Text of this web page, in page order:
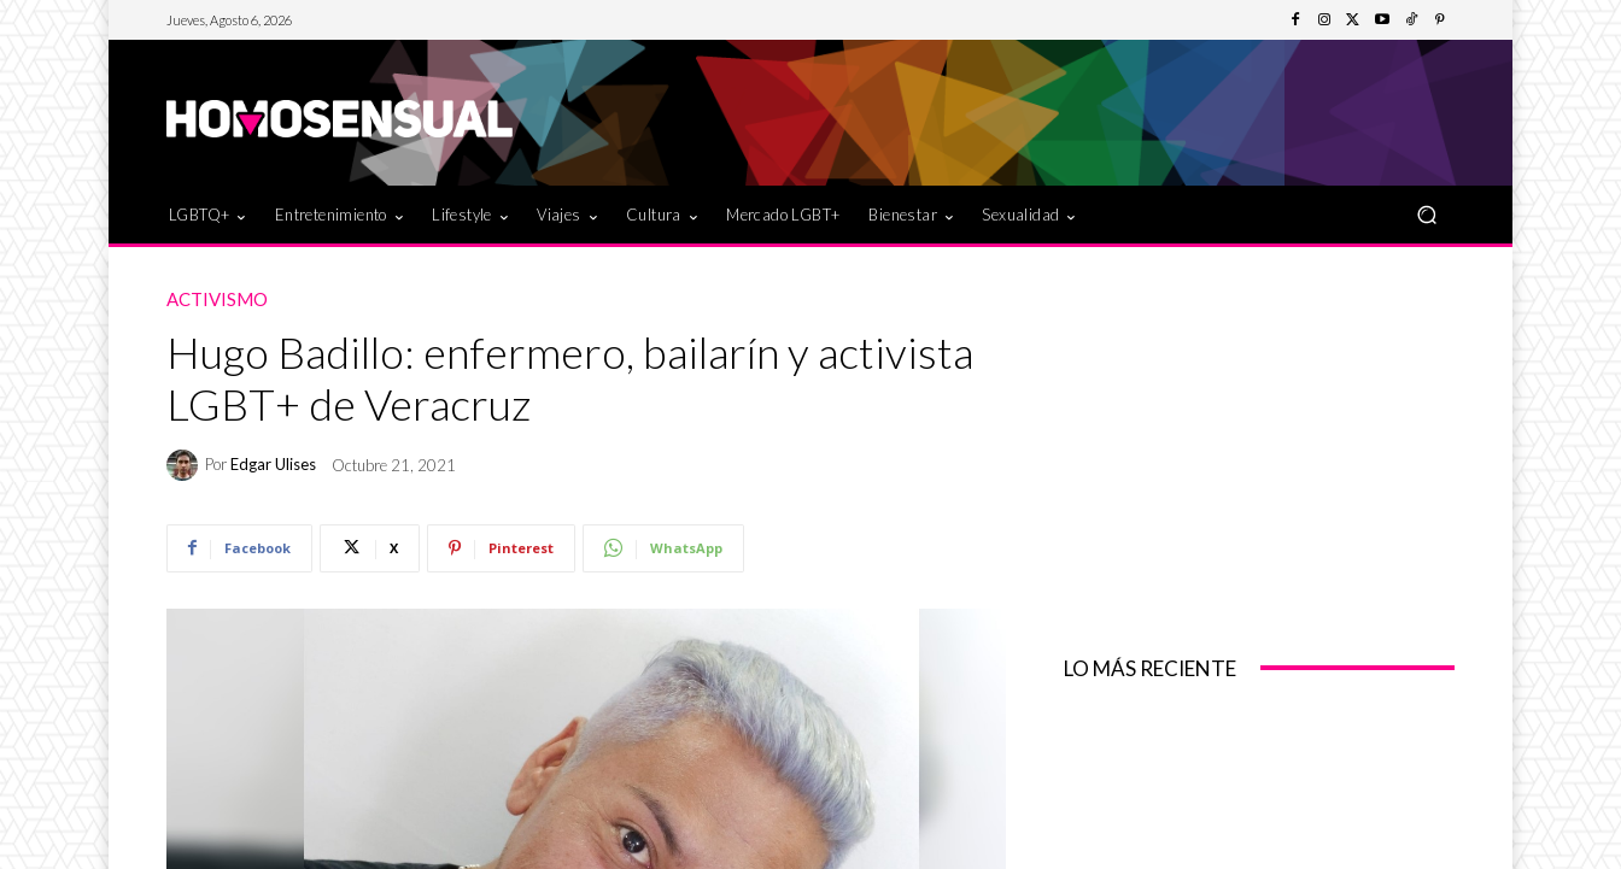
Jueves, Agosto 6, 2026
LGBTQ+ Entretenimiento Lifestyle Viajes Cultura Mercado LGBT+ Bienestar Sexualidad
ACTIVISMO
Hugo Badillo: enfermero, bailarín y activista
LGBT+ de Veracruz
PorEdgar Ulises Octubre 21, 2021
Facebook X Pinterest WhatsApp
LO MÁS RECIENTE